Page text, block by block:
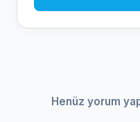
Henüz yorum